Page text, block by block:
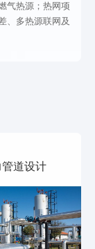
业动态
气热源；热网项
、多热源联网及
管道设计